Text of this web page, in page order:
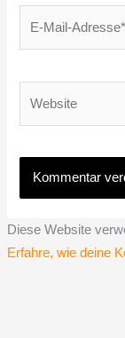
Diese Website
Erfahre, wie deine